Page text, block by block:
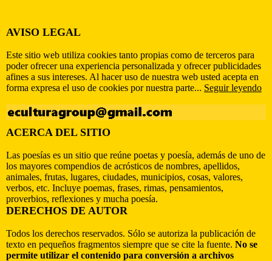
AVISO LEGAL
Este sitio web utiliza cookies tanto propias como de terceros para
poder ofrecer una experiencia personalizada y ofrecer publicidades
afines a sus intereses. Al hacer uso de nuestra web usted acepta en
forma expresa el uso de cookies por nuestra parte... Seguir leyendo
ACERCA DEL SITIO
Las poesías es un sitio que reúne poetas y poesía, además de uno de
los mayores compendios de acrósticos de nombres, apellidos,
animales, frutas, lugares, ciudades, municipios, cosas, valores,
verbos, etc. Incluye poemas, frases, rimas, pensamientos,
proverbios, reflexiones y mucha poesía.
DERECHOS DE AUTOR
Todos los derechos reservados. Sólo se autoriza la publicación de
texto en pequeños fragmentos siempre que se cite la fuente. No se
permite utilizar el contenido para conversión a archivos